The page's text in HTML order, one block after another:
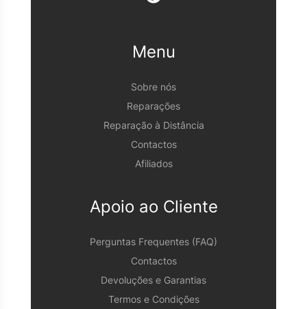
Menu
Sobre nós
Reparações
Reparação à Distância
Contactos
Afiliados
Apoio ao Cliente
Perguntas Frequentes (FAQ)
Contactos
Devoluções e Garantias
Termos e Condições